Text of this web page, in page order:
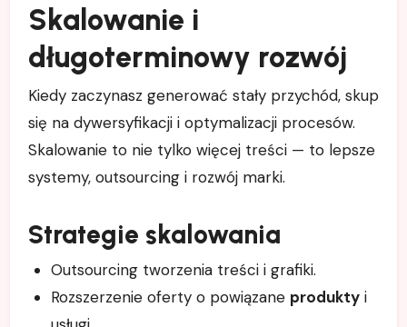
Skalowanie i
długoterminowy rozwój
Kiedy zaczynasz generować stały przychód, skup
się na dywersyfikacji i optymalizacji procesów.
Skalowanie to nie tylko więcej treści — to lepsze
systemy, outsourcing i rozwój marki.
Strategie skalowania
Outsourcing tworzenia treści i grafiki.
Rozszerzenie oferty o powiązane produkty i